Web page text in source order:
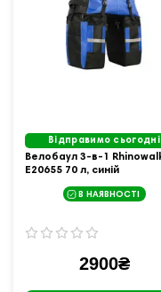
Відправимо сьогодні
Велобаул 3-в-1 Rhinowalk
E20655 70 л, синій
В НАЯВНОСТІ
2900₴